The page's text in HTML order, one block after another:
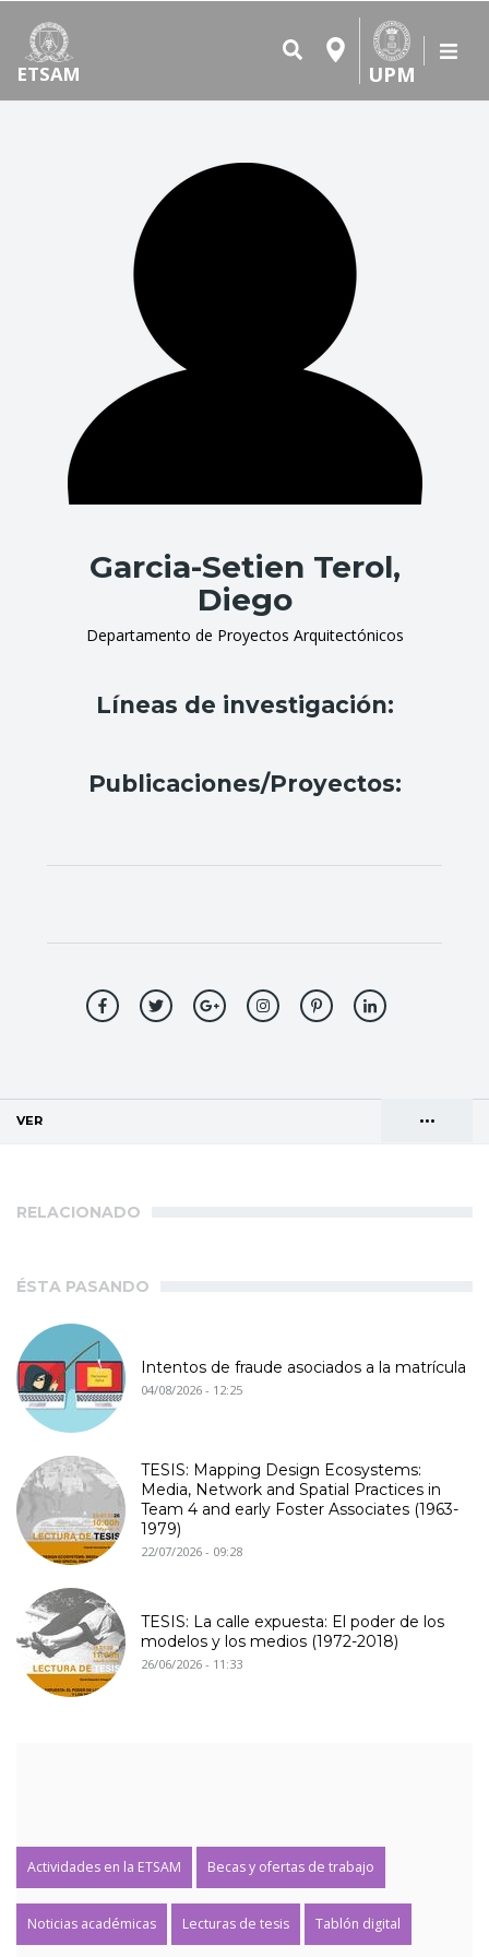
ETSAM UPM
Garcia-Setien Terol,
Diego
Departamento de Proyectos Arquitectónicos
Líneas de investigación:
Publicaciones/Proyectos:
•••
VER
RELACIONADO
ÉSTA PASANDO
Intentos de fraude asociados a la matrícula
04/08/2026 - 12:25
TESIS: Mapping Design Ecosystems:
Media, Network and Spatial Practices in
Team 4 and early Foster Associates (1963-
1979)
22/07/2026 - 09:28
TESIS: La calle expuesta: El poder de los
modelos y los medios (1972-2018)
26/06/2026 - 11:33
Actividades en la ETSAM Becas y ofertas de trabajo
Noticias académicas Lecturas de tesis Tablón digital